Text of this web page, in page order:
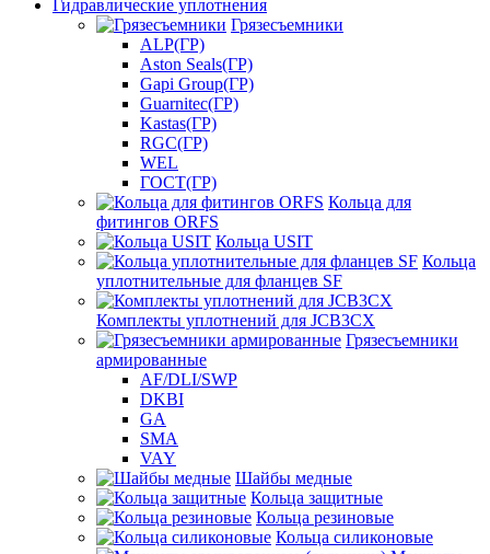
Гидравлические уплотнения
Грязесъемники
ALP(ГР)
Aston Seals(ГР)
Gapi Group(ГР)
Guarnitec(ГР)
Kastas(ГР)
RGC(ГР)
WEL
ГОСТ(ГР)
Кольца для
фитингов ORFS
Кольца USIT
Кольца
уплотнительные для фланцев SF
Комплекты уплотнений для JCB3CX
Грязесъемники
армированные
AF/DLI/SWP
DKBI
GA
SMA
VAY
Шайбы медные
Кольца защитные
Кольца резиновые
Кольца силиконовые